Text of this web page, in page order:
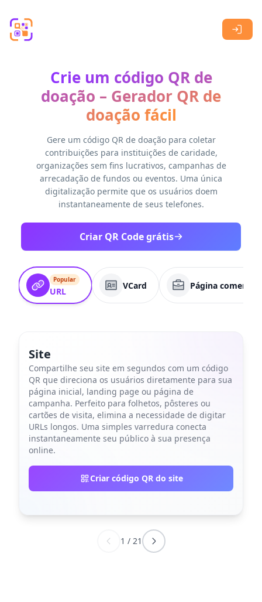
Crie um código QR de
doação – Gerador QR de
doação fácil
Gere um código QR de doação para coletar
contribuições para instituições de caridade,
organizações sem fins lucrativos, campanhas de
arrecadação de fundos ou eventos. Uma única
digitalização permite que os usuários doem
instantaneamente de seus telefones.
Criar QR Code grátis
Popular
URL
VCard Página comercial
Site
Compartilhe seu site em segundos com um código
QR que direciona os usuários diretamente para sua
página inicial, landing page ou página de
campanha. Perfeito para folhetos, pôsteres ou
cartões de visita, elimina a necessidade de digitar
URLs longos. Uma simples varredura conecta
instantaneamente seu público à sua presença
online.
Criar código QR do site
1 / 21